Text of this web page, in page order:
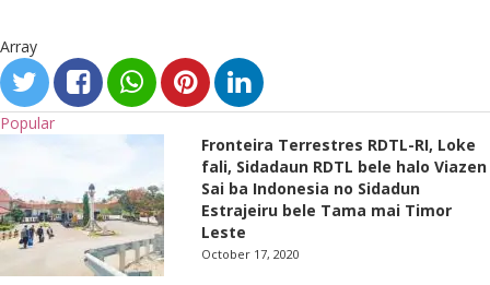
Array
Popular
Fronteira Terrestres RDTL-RI, Loke
fali, Sidadaun RDTL bele halo Viazen
Sai ba Indonesia no Sidadun
Estrajeiru bele Tama mai Timor
Leste
October 17, 2020